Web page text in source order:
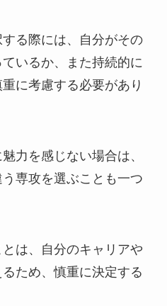
る際には、自分がその
いるか、また持続的に
に考慮する必要があり
力を感じない場合は、
専攻を選ぶことも一つ
は、自分のキャリアや
ため、慎重に決定する